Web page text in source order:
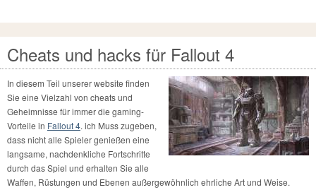
Cheats und hacks für Fallout 4
In diesem Teil unserer website finden
Sie eine Vielzahl von cheats und
Geheimnisse für immer die gaming-
Vorteile in Fallout 4. ich Muss zugeben,
dass nicht alle Spieler genießen eine
langsame, nachdenkliche Fortschritte
durch das Spiel und erhalten Sie alle
Waffen, Rüstungen und Ebenen außergewöhnlich ehrliche Art und Weise.